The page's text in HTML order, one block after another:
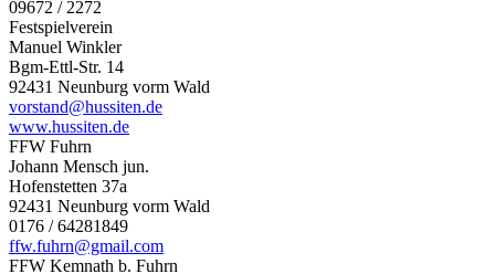
09672 / 2272
Festspielverein
Manuel Winkler
Bgm-Ettl-Str. 14
92431 Neunburg vorm Wald
vorstand@hussiten.de
www.hussiten.de
FFW Fuhrn
Johann Mensch jun.
Hofenstetten 37a
92431 Neunburg vorm Wald
0176 / 64281849
ffw.fuhrn@gmail.com
FFW Kemnath b. Fuhrn